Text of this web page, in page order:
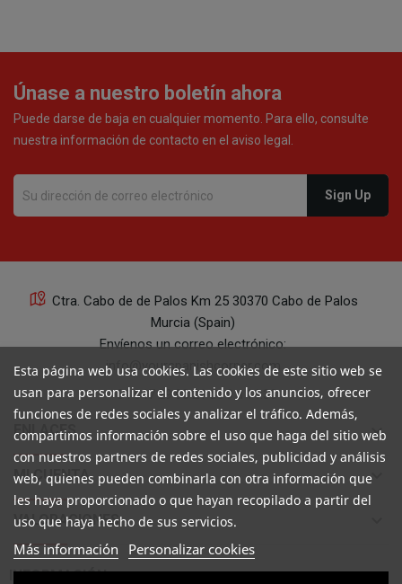
Únase a nuestro boletín ahora
Puede darse de baja en cualquier momento. Para ello, consulte
nuestra información de contacto en el aviso legal.
Ctra. Cabo de de Palos Km 25 30370 Cabo de Palos
Murcia (Spain)
Envíenos un correo electrónico:
info@yourspanishcorner.com
+34 647 29 98 21 de 9 a 14:30
ENLACES keyboard_arrow_down
MI CUENTA keyboard_arrow_down
VALORACIONES
INFORMACIÓN 
Esta página web usa cookies. Las cookies de este sitio web se
usan para personalizar el contenido y los anuncios, ofrecer
funciones de redes sociales y analizar el tráfico. Además,
compartimos información sobre el uso que haga del sitio web
con nuestros partners de redes sociales, publicidad y análisis
web, quienes pueden combinarla con otra información que
les haya proporcionado o que hayan recopilado a partir del
uso que haya hecho de sus servicios.
Más información Personalizar cookies